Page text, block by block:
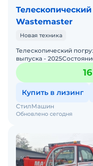
Wastemaster
Новая техника
Телескопический
выпуска -
кгМощность - 97
подъема -
Купить в лизинг
Обновлено сегодня
СтилМашин